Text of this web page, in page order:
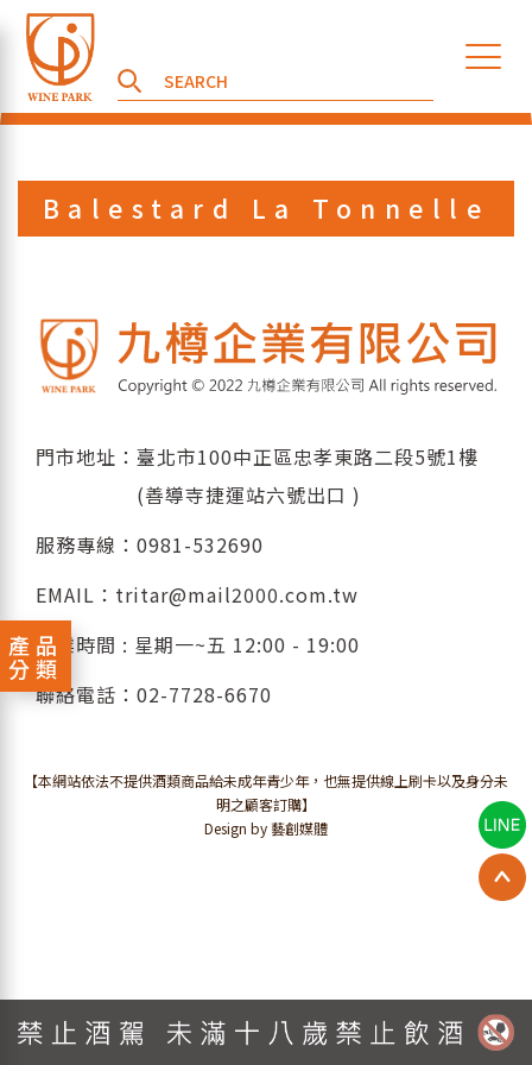
產品
分類
Balestard La Tonnelle
門市地址：臺北市100中正區忠孝東路二段5號1樓
(善導寺捷運站六號出口 )
服務專線： 0981-532690
EMAIL： tritar@mail2000.com.tw
營業時間 : 星期一~五 12:00 - 19:00
聯絡電話： 02-7728-6670
【本網站依法不提供酒類商品給未成年青少年，也無提供線上刷卡以及身分未
明之顧客訂購】
Design by 藝創媒體